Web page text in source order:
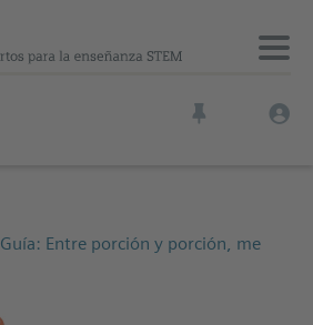
Guía: Entre porción y porción, me